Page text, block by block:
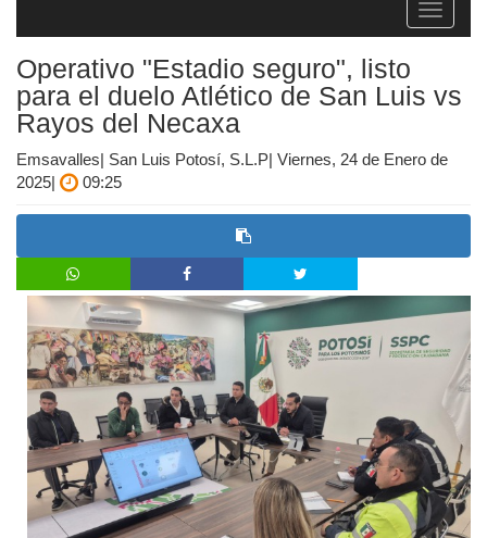
Toggle
Operativo "Estadio seguro", listo
para el duelo Atlético de San Luis vs
Rayos del Necaxa
Emsavalles| San Luis Potosí, S.L.P| Viernes, 24 de Enero de
2025|
09:25